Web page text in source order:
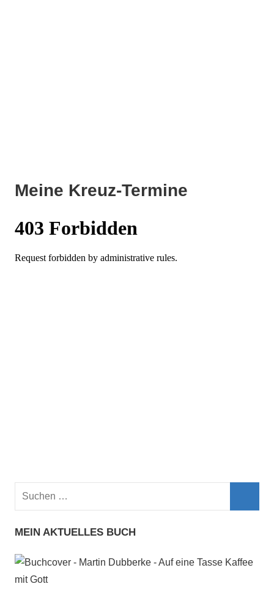
Meine Kreuz-Termine
Suchen
MEIN AKTUELLES BUCH